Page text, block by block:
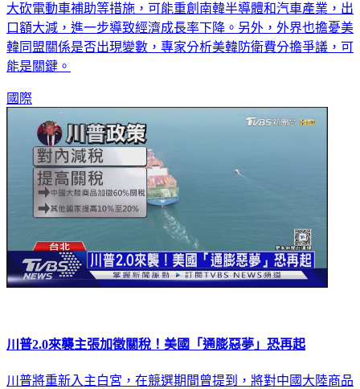
大砍電動車補助等措施，可能重創南韓半導體和汽車產業，出
口額大減，進一步導致經濟成長率下降。另外，外界也擔憂美
韓同盟關係是否出現變數，專家分析美韓防衛費分擔爭議，可
能是關鍵。
國際
川普2.0來襲主張加徵關稅！美國「通膨惡夢」恐再起
川普將重新入主白宮，在競選期間曾提到，將對中國大陸商品